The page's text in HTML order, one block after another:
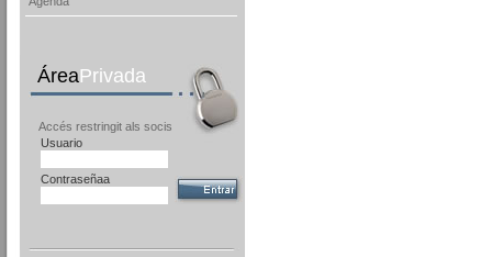
ÁreaPrivada
Accés restringit als socis
Usuario
Contraseñaa